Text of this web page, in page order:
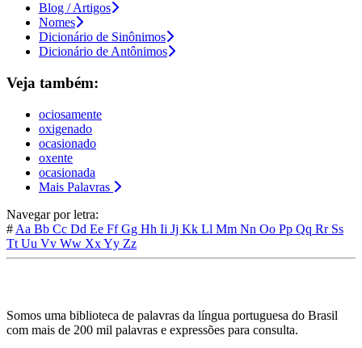
Blog / Artigos
Nomes
Dicionário de Sinônimos
Dicionário de Antônimos
Veja também:
ociosamente
oxigenado
ocasionado
oxente
ocasionada
Mais Palavras
Navegar por letra:
# Aa Bb Cc Dd Ee FfGg Hh Ii Jj Kk Ll Mm Nn Oo Pp Qq Rr Ss
Tt Uu Vv Ww XxYy Zz
Somos uma biblioteca de palavras da língua portuguesa do Brasil
com mais de 200 mil palavras e expressões para consulta.